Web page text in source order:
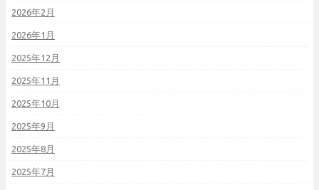
2026年2月
2026年1月
2025年12月
2025年11月
2025年10月
2025年9月
2025年8月
2025年7月